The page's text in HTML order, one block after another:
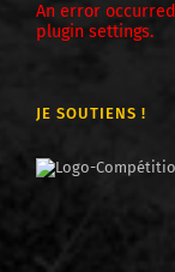
An error occurred
plugin settings.
JE SOUTIENS !